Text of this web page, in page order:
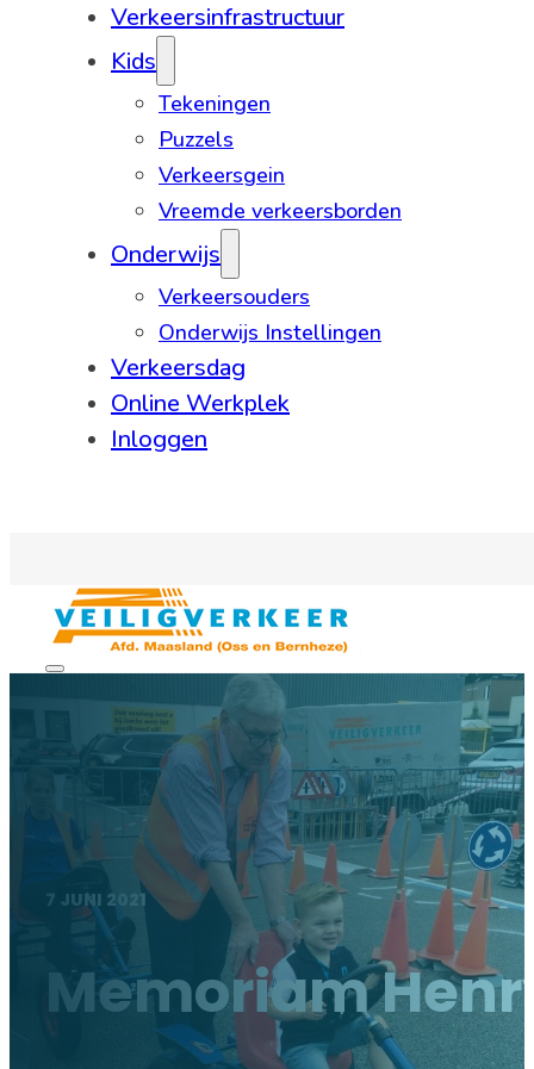
Verkeersinfrastructuur
Kids
Tekeningen
Puzzels
Verkeersgein
Vreemde verkeersborden
Onderwijs
Verkeersouders
Onderwijs Instellingen
Verkeersdag
Online Werkplek
Inloggen
7 JUNI 2021
Memoriam